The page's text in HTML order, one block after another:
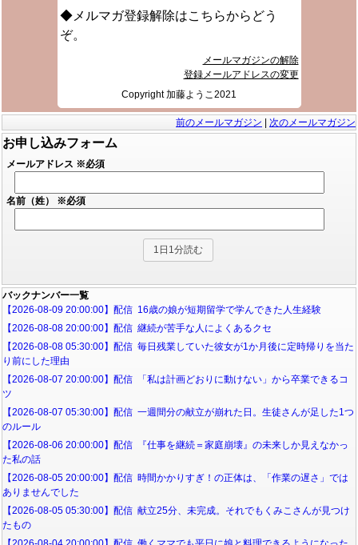
◆メルマガ登録解除はこちらからどう
ぞ。
メールマガジンの解除
登録メールアドレスの変更
Copyright 加藤ようこ2021
前のメールマガジン 次のメールマガジン
お申し込みフォーム
メールアドレス ※必須
名前（姓） ※必須
バックナンバー一覧
【2026-08-09 20:00:00】配信 16歳の娘が短期留学で学んできた人生経験
【2026-08-08 20:00:00】配信 継続が苦手な人によくあるクセ
【2026-08-08 05:30:00】配信 毎日残業していた彼女が1か月後に定時帰りを当た
り前にした理由
【2026-08-07 20:00:00】配信 「私は計画どおりに動けない」から卒業できるコ
ツ
【2026-08-07 05:30:00】配信 一週間分の献立が崩れた日。生徒さんが足した1つ
のルール
【2026-08-06 20:00:00】配信 『仕事を継続＝家庭崩壊』の未来しか見えなかっ
た私の話
【2026-08-05 20:00:00】配信 時間かかりすぎ！の正体は、「作業の遅さ」では
ありませんでした
【2026-08-05 05:30:00】配信 献立25分、未完成。それでもくみこさんが見つけ
たもの